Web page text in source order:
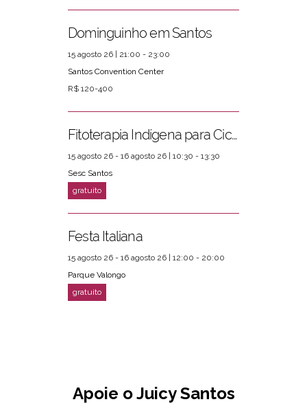
Dominguinho em Santos
15 agosto 26 | 21:00 - 23:00
Santos Convention Center
R$ 120-400
Fitoterapia Indígena para Ciclos Femininos
15 agosto 26 - 16 agosto 26 | 10:30 - 13:30
Sesc Santos
Festa Italiana
15 agosto 26 - 16 agosto 26 | 12:00 - 20:00
Parque Valongo
Apoie o Juicy Santos